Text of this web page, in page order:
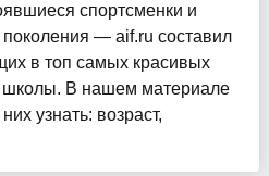
спортсменки и
— aif.ru составил
в топ самых красивых
школы. В нашем материале
узнать: возраст,